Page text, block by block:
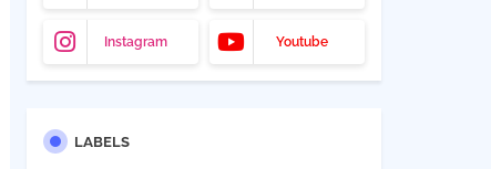
Instagram Youtube
LABELS